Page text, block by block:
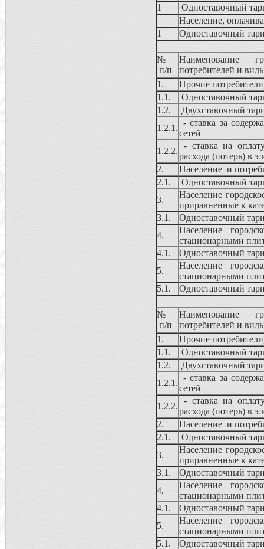
1
Одноставочный
Население,
1
Одноставочный
№
п/п
Наименование
потребителей и
1.
Прочие
1.1.
Одноставочный
1.2.
Двухставочный
1.2.1.
- ставка за
сетей
1.2.2.
- ставка на
расхода (потерь) в
2.
Население и
2.1.
Одноставочный
3.
Население
приравненные к
3.1.
Одноставочный
4.
Население
стационарными
4.1.
Одноставочный
5.
Население
стационарными
5.1.
Одноставочный
№
п/п
Наименование
потребителей и
1.
Прочие
1.1.
Одноставочный
1.2.
Двухставочный
1.2.1.
- ставка за
сетей
1.2.2.
- ставка на
расхода (потерь) в
2.
Население и
2.1.
Одноставочный
3.
Население
приравненные к
3.1.
Одноставочный
4.
Население
стационарными
4.1.
Одноставочный
5.
Население
стационарными
5.1.
Одноставочный